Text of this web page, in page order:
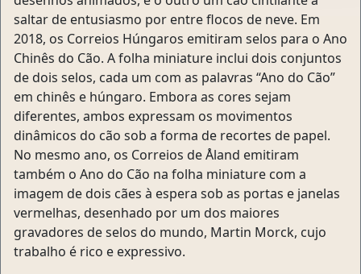
saltar de entusiasmo por entre flocos de neve. Em
2018, os Correios Húngaros emitiram selos para o Ano
Chinês do Cão. A folha miniature inclui dois conjuntos
de dois selos, cada um com as palavras “Ano do Cão”
em chinês e húngaro. Embora as cores sejam
diferentes, ambos expressam os movimentos
dinâmicos do cão sob a forma de recortes de papel.
No mesmo ano, os Correios de Åland emitiram
também o Ano do Cão na folha miniature com a
imagem de dois cães à espera sob as portas e janelas
vermelhas, desenhado por um dos maiores
gravadores de selos do mundo, Martin Morck, cujo
trabalho é rico e expressivo.